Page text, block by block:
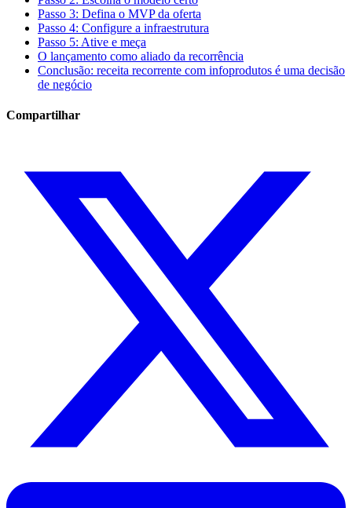
Passo 3: Defina o MVP da oferta
Passo 4: Configure a infraestrutura
Passo 5: Ative e meça
O lançamento como aliado da recorrência
Conclusão: receita recorrente com infoprodutos é uma decisão
de negócio
Compartilhar